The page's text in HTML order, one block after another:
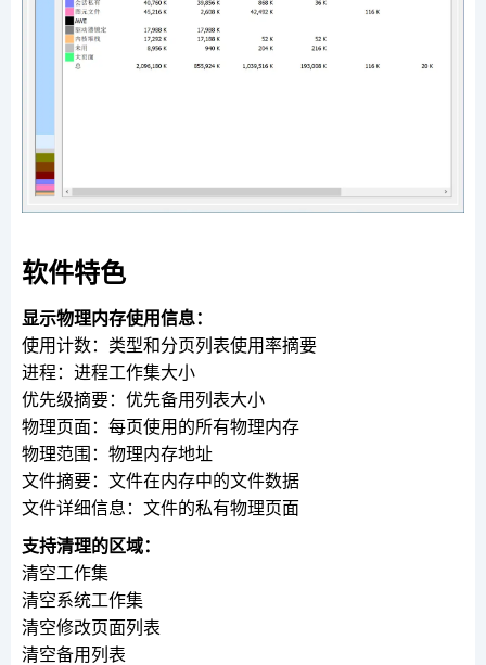
软件特色
显示物理内存使用信息：
使用计数：类型和分页列表使用率摘要
进程：进程工作集大小
优先级摘要：优先备用列表大小
物理页面：每页使用的所有物理内存
物理范围：物理内存地址
文件摘要：文件在内存中的文件数据
文件详细信息：文件的私有物理页面
支持清理的区域：
清空工作集
清空系统工作集
清空修改页面列表
清空备用列表